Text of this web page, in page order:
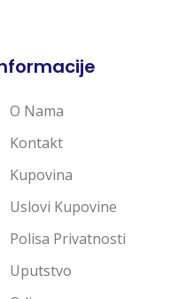
O Nama
Kontakt
Kupovina
Uslovi Kupovine
Polisa Privatnosti
Uputstvo